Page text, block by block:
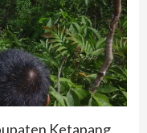
Ketapang,